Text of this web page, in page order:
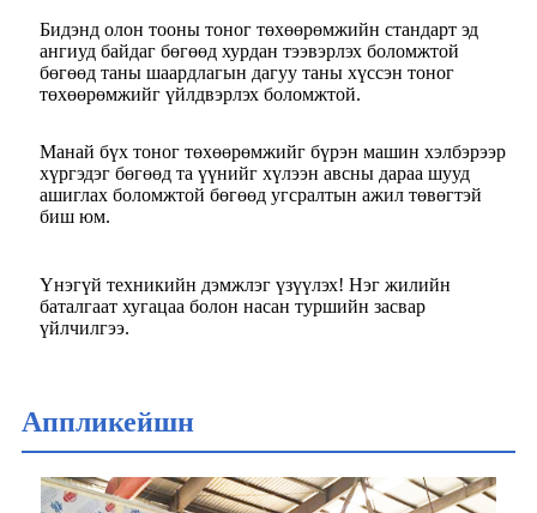
Бидэнд олон тооны тоног төхөөрөмжийн стандарт эд
ангиуд байдаг бөгөөд хурдан тээвэрлэх боломжтой
бөгөөд таны шаардлагын дагуу таны хүссэн тоног
төхөөрөмжийг үйлдвэрлэх боломжтой.
Манай бүх тоног төхөөрөмжийг бүрэн машин хэлбэрээр
хүргэдэг бөгөөд та үүнийг хүлээн авсны дараа шууд
ашиглах боломжтой бөгөөд угсралтын ажил төвөгтэй
биш юм.
Үнэгүй техникийн дэмжлэг үзүүлэх! Нэг жилийн
баталгаат хугацаа болон насан туршийн засвар
үйлчилгээ.
Аппликейшн